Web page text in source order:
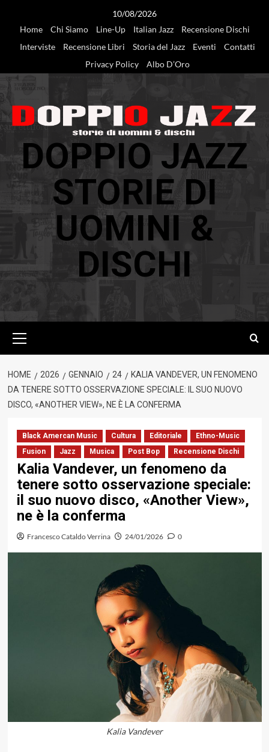
10/08/2026
Home
Chi Siamo Line-Up Italian Jazz
Recensione Dischi
Interviste
Recensione Libri Storia del Jazz Eventi
Contatti
Privacy Policy
Albo D’Oro
DOPPIO JAZZ
STORIE DI
UOMINI &
DISCHI
principale
HOME 2026 GENNAIO 24
KALIA VANDEVER, UN FENOMENO
DA TENERE SOTTO OSSERVAZIONE SPECIALE: IL SUO NUOVO
DISCO, «ANOTHER VIEW», NE È LA CONFERMA
Black Amercan Music Cultura Editoriale
Ethno-Music
Fusion
Jazz Musica Post Bop Recensione Dischi
Kalia Vandever, un fenomeno da
tenere sotto osservazione speciale:
il suo nuovo disco, «Another View»,
ne è la conferma
Francesco Cataldo Verrina 24/01/2026 0
Kalia Vandever